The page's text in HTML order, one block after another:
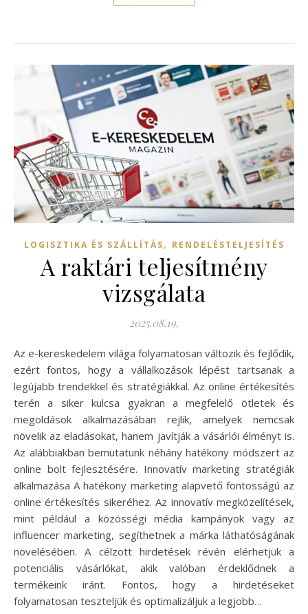
LOGISZTIKA ÉS SZÁLLÍTÁS, RENDELÉSTELJESÍTÉS
A raktári teljesítmény
vizsgálata
2025.08.19.
Az e-kereskedelem világa folyamatosan változik és fejlődik,
ezért fontos, hogy a vállalkozások lépést tartsanak a
legújabb trendekkel és stratégiákkal. Az online értékesítés
terén a siker kulcsa gyakran a megfelelő ötletek és
megoldások alkalmazásában rejlik, amelyek nemcsak
növelik az eladásokat, hanem javítják a vásárlói élményt is.
Az alábbiakban bemutatunk néhány hatékony módszert az
online bolt fejlesztésére. Innovatív marketing stratégiák
alkalmazása A hatékony marketing alapvető fontosságú az
online értékesítés sikeréhez. Az innovatív megközelítések,
mint például a közösségi média kampányok vagy az
influencer marketing, segíthetnek a márka láthatóságának
növelésében. A célzott hirdetések révén elérhetjük a
potenciális vásárlókat, akik valóban érdeklődnek a
termékeink iránt. Fontos, hogy a hirdetéseket
folyamatosan teszteljük és optimalizáljuk a legjobb…